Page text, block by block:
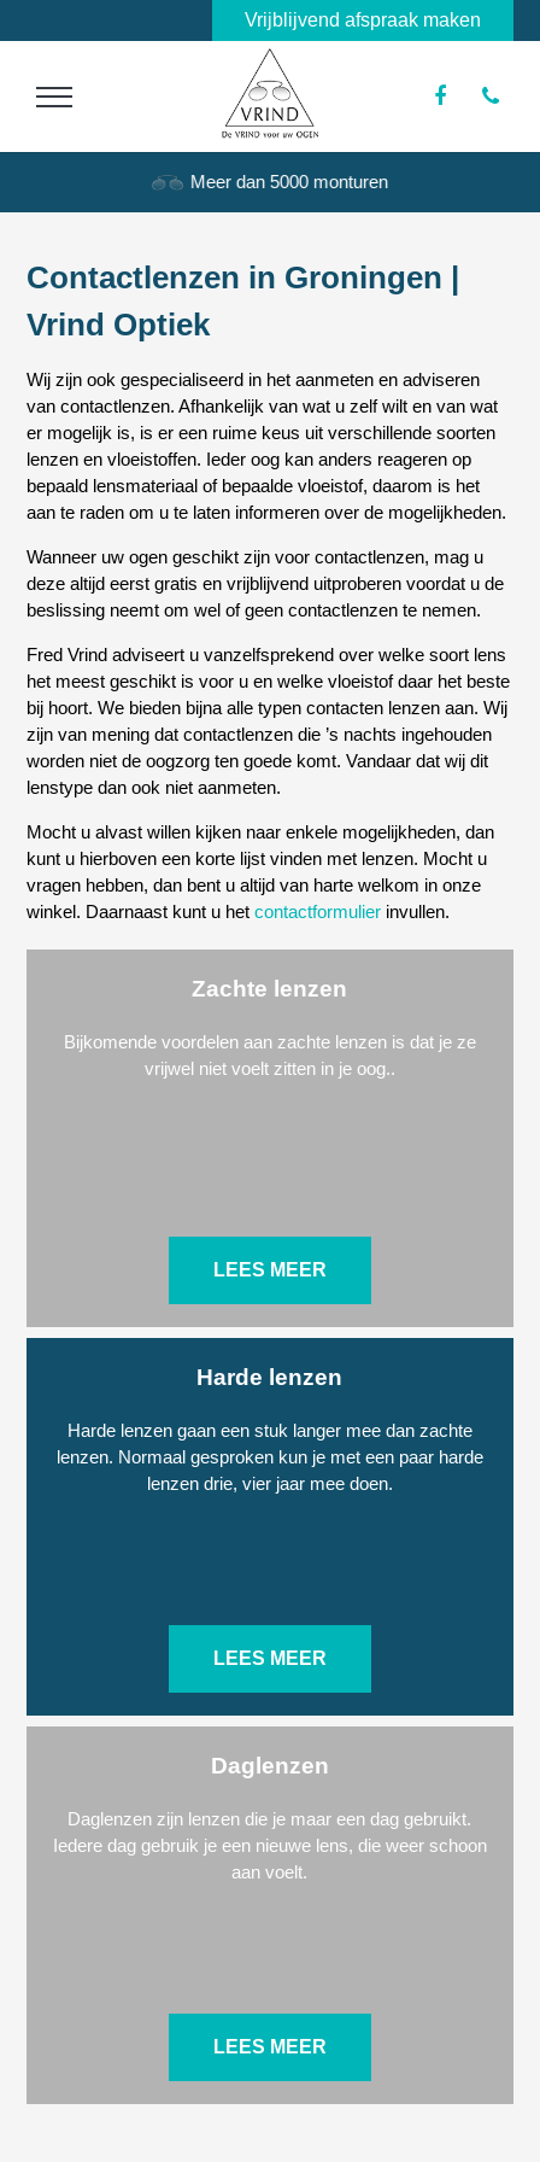
Meer dan 5000 monturen
Contactlenzen in Groningen |
Vrind Optiek
Wij zijn ook gespecialiseerd in het aanmeten en adviseren
van contactlenzen. Afhankelijk van wat u zelf wilt en van wat
er mogelijk is, is er een ruime keus uit verschillende soorten
lenzen en vloeistoffen. Ieder oog kan anders reageren op
bepaald lensmateriaal of bepaalde vloeistof, daarom is het
aan te raden om u te laten informeren over de mogelijkheden.
Wanneer uw ogen geschikt zijn voor contactlenzen, mag u
deze altijd eerst gratis en vrijblijvend uitproberen voordat u de
beslissing neemt om wel of geen contactlenzen te nemen.
Fred Vrind adviseert u vanzelfsprekend over welke soort lens
het meest geschikt is voor u en welke vloeistof daar het beste
bij hoort. We bieden bijna alle typen contacten lenzen aan. Wij
zijn van mening dat contactlenzen die ’s nachts ingehouden
worden niet de oogzorg ten goede komt. Vandaar dat wij dit
lenstype dan ook niet aanmeten.
Mocht u alvast willen kijken naar enkele mogelijkheden, dan
kunt u hierboven een korte lijst vinden met lenzen. Mocht u
vragen hebben, dan bent u altijd van harte welkom in onze
winkel. Daarnaast kunt u hetcontactformulier invullen.
Zachte lenzen
Bijkomende voordelen aan zachte lenzen is dat je ze
vrijwel niet voelt zitten in je oog..
LEES MEER
Harde lenzen
Harde lenzen gaan een stuk langer mee dan zachte
lenzen. Normaal gesproken kun je met een paar harde
lenzen drie, vier jaar mee doen.
LEES MEER
Daglenzen
Daglenzen zijn lenzen die je maar een dag gebruikt.
Iedere dag gebruik je een nieuwe lens, die weer schoon
aan voelt.
LEES MEER
Vrijblijvend afspraak maken